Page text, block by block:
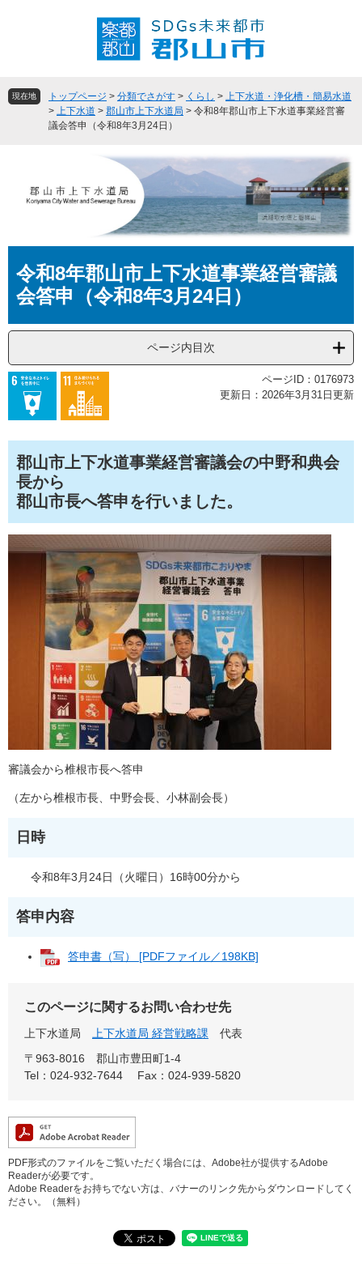
頭
飛現在地 トップページ > 分類でさがす > くらし > 上下水道・浄化槽・簡易水道
> 上下水道 > 郡山市上下水道局 > 令和8年郡山市上下水道事業経営審
議会答申（令和8年3月24日）
文令和8年郡山市上下水道事業経営審議
会答申（令和8年3月24日）
ページ内目次
ページID：0176973
更新日：2026年3月31日更新
郡山市上下水道事業経営審議会の中野和典会
長から
郡山市長へ答申を行いました。
審議会から椎根市長へ答申
（左から椎根市長、中野会長、小林副会長）
日時
令和8年3月24日（火曜日）16時00分から
答申内容
答申書（写） [PDFファイル／198KB]
このページに関するお問い合わせ先
上下水道局 上下水道局 経営戦略課
代表
〒963-8016
郡山市豊田町1-4
Tel：024-932-7644
Fax：024-939-5820
PDF形式のファイルをご覧いただく場合には、Adobe社が提供するAdobe
Readerが必要です。
Adobe Readerをお持ちでない方は、バナーのリンク先からダウンロードしてく
ださい。（無料）